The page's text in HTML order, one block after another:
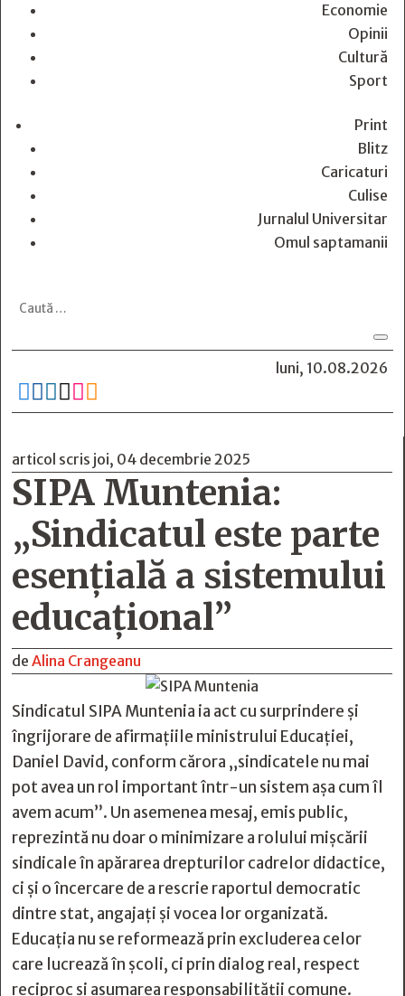
Economie
Opinii
Cultură
Sport
Print
Blitz
Caricaturi
Culise
Jurnalul Universitar
Omul saptamanii
luni, 10.08.2026
     
articol scris joi, 04 decembrie 2025
SIPA Muntenia:
„Sindicatul este parte
esențială a sistemului
educațional”
de Alina Crangeanu
Sindicatul SIPA Muntenia ia act cu surprindere și
îngrijorare de afirmațiile ministrului Educației,
Daniel David, conform cărora „sindicatele nu mai
pot avea un rol important într-un sistem așa cum îl
avem acum”. Un asemenea mesaj, emis public,
reprezintă nu doar o minimizare a rolului mișcării
sindicale în apărarea drepturilor cadrelor didactice,
ci și o încercare de a rescrie raportul democratic
dintre stat, angajați și vocea lor organizată.
Educația nu se reformează prin excluderea celor
care lucrează în școli, ci prin dialog real, respect
reciproc și asumarea responsabilității comune.